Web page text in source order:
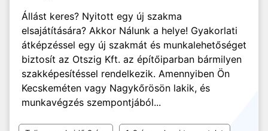
Állást keres? Nyitott egy új szakma
elsajátítására? Akkor Nálunk a helye! Gyakorlati
átképzéssel egy új szakmát és munkalehetőséget
biztosít az Otszig Kft. az építőiparban bármilyen
szakképesítéssel rendelkezik. Amennyiben Ön
Kecskeméten vagy Nagykőrösön lakik, és
munkavégzés szempontjából...